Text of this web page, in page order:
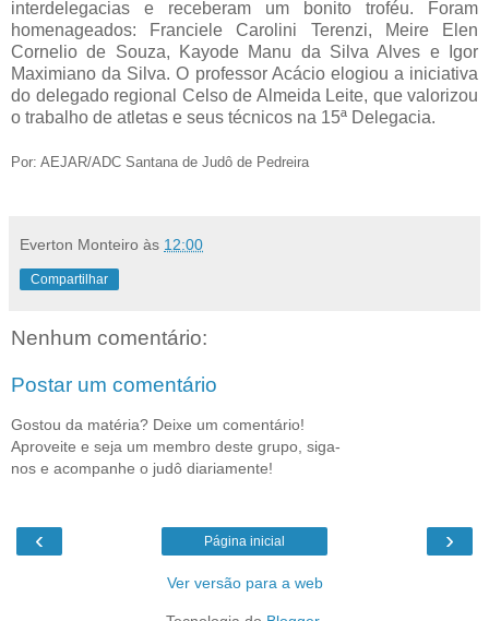
interdelegacias e receberam um bonito troféu. Foram
homenageados: Franciele Carolini Terenzi, Meire Elen
Cornelio de Souza, Kayode Manu da Silva Alves e Igor
Maximiano da Silva. O professor Acácio elogiou a iniciativa
do delegado regional Celso de Almeida Leite, que valorizou
o trabalho de atletas e seus técnicos na 15ª Delegacia.
Por: AEJAR/ADC Santana de Judô de Pedreira
Everton Monteiro às 12:00
Compartilhar
Nenhum comentário:
Postar um comentário
Gostou da matéria? Deixe um comentário!
Aproveite e seja um membro deste grupo, siga-
nos e acompanhe o judô diariamente!
‹ ›
Página inicial
Ver versão para a web